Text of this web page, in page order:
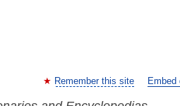
Remember this site Embed